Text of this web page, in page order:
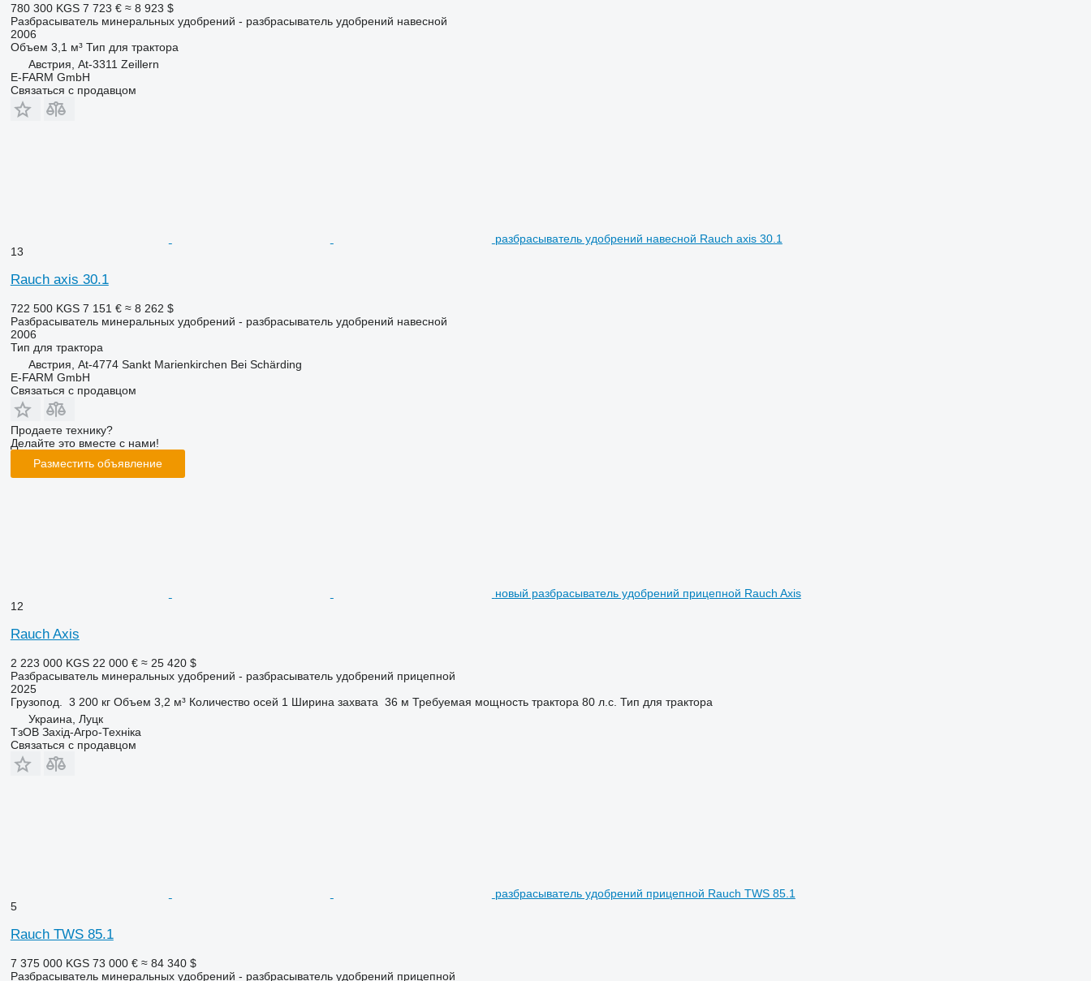
780 300 KGS 7 723 € ≈ 8 923 $
Разбрасыватель минеральных удобрений - разбрасыватель удобрений навесной
2006
Объем 3,1 м³ Тип для трактора
Австрия, At-3311 Zeillern
E-FARM GmbH
Связаться с продавцом
разбрасыватель удобрений навесной Rauch axis 30.1
13
Rauch axis 30.1
722 500 KGS 7 151 € ≈ 8 262 $
Разбрасыватель минеральных удобрений - разбрасыватель удобрений навесной
2006
Тип для трактора
Австрия, At-4774 Sankt Marienkirchen Bei Schärding
E-FARM GmbH
Связаться с продавцом
Продаете технику?
Делайте это вместе с нами!
Разместить объявление
новый разбрасыватель удобрений прицепной Rauch Axis
12
Rauch Axis
2 223 000 KGS 22 000 € ≈ 25 420 $
Разбрасыватель минеральных удобрений - разбрасыватель удобрений прицепной
2025
Грузопод.
3 200 кг Объем 3,2 м³ Количество осей 1 Ширина захвата 36 м Требуемая мощность трактора 80 л.с. Тип для трактора
Украина, Луцк
ТзОВ Захід-Агро-Техніка
Связаться с продавцом
разбрасыватель удобрений прицепной Rauch TWS 85.1
5
Rauch TWS 85.1
7 375 000 KGS 73 000 € ≈ 84 340 $
Разбрасыватель минеральных удобрений - разбрасыватель удобрений прицепной